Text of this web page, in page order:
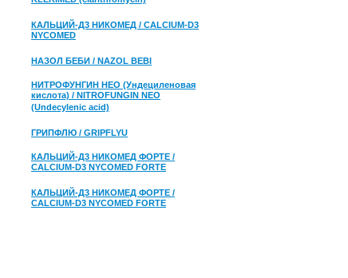
КАЛЬЦИЙ-Д3 НИКОМЕД / CALCIUM-D3
NYCOMED
НАЗОЛ БЕБИ / NAZOL BEBI
НИТРОФУНГИН НЕО (Ундециленовая
кислота) / NITROFUNGIN NEO
(Undecylenic acid)
ГРИПФЛЮ / GRIPFLYU
КАЛЬЦИЙ-Д3 НИКОМЕД ФОРТЕ /
CALCIUM-D3 NYCOMED FORTE
КАЛЬЦИЙ-Д3 НИКОМЕД ФОРТЕ /
CALCIUM-D3 NYCOMED FORTE